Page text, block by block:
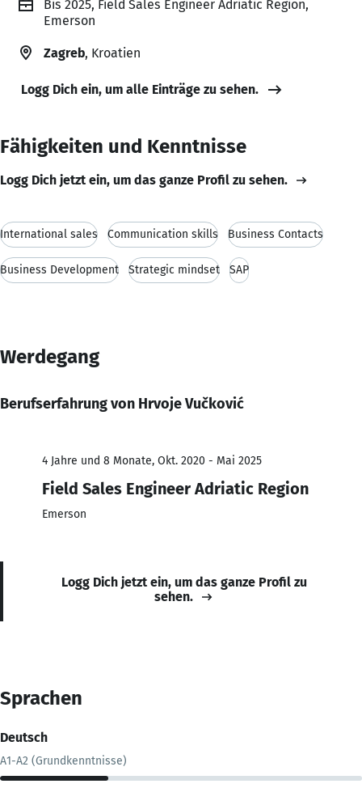
Bis 2025, Field Sales Engineer Adriatic Region,
Emerson
Zagreb, Kroatien
Logg Dich ein, um alle Einträge zu sehen.
Fähigkeiten und Kenntnisse
Logg Dich jetzt ein, um das ganze Profil zu sehen.
International sales Communication skills Business Contacts
Business Development Strategic mindset SAP
Werdegang
Berufserfahrung von Hrvoje Vučković
4 Jahre und 8 Monate, Okt. 2020 - Mai 2025
Field Sales Engineer Adriatic Region
Emerson
Logg Dich jetzt ein, um das ganze Profil zu
sehen.
Sprachen
Deutsch
A1-A2 (Grundkenntnisse)